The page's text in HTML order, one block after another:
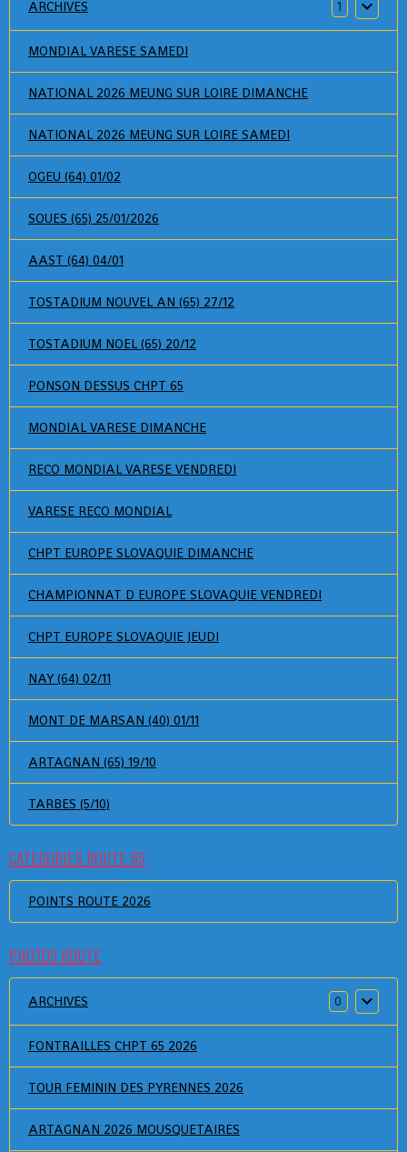
ARCHIVES 1
MONDIAL VARESE SAMEDI
NATIONAL 2026 MEUNG SUR LOIRE DIMANCHE
NATIONAL 2026 MEUNG SUR LOIRE SAMEDI
OGEU (64) 01/02
SOUES (65) 25/01/2026
AAST (64) 04/01
TOSTADIUM NOUVEL AN (65) 27/12
TOSTADIUM NOEL (65) 20/12
PONSON DESSUS CHPT 65
MONDIAL VARESE DIMANCHE
RECO MONDIAL VARESE VENDREDI
VARESE RECO MONDIAL
CHPT EUROPE SLOVAQUIE DIMANCHE
CHAMPIONNAT D EUROPE SLOVAQUIE VENDREDI
CHPT EUROPE SLOVAQUIE JEUDI
NAY (64) 02/11
MONT DE MARSAN (40) 01/11
ARTAGNAN (65) 19/10
TARBES (5/10)
CATEGORIES ROUTE 65
POINTS ROUTE 2026
PHOTOS ROUTE
ARCHIVES 0
FONTRAILLES CHPT 65 2026
TOUR FEMININ DES PYRENNES 2026
ARTAGNAN 2026 MOUSQUETAIRES